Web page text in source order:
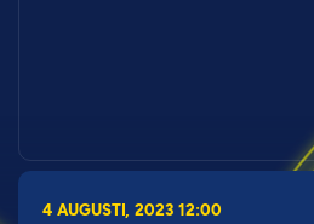
4 AUGUSTI, 2023 12:00